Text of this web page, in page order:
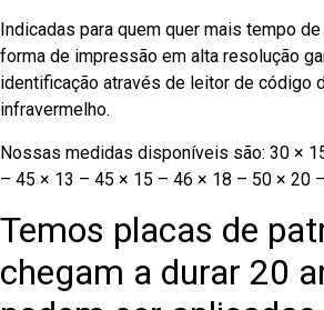
Indicadas para quem quer mais tempo
forma de impressão em alta resolução
identificação através de leitor de código
infravermelho.
Nossas medidas disponíveis são: 30 ×
– 45 × 13 – 45 × 15 – 46 × 18 – 50 × 20
Temos placas de
chegam a durar 20